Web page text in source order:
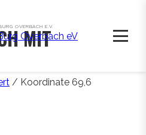
OVERBACH E.V.
MIT
/ Koordinate 69,6